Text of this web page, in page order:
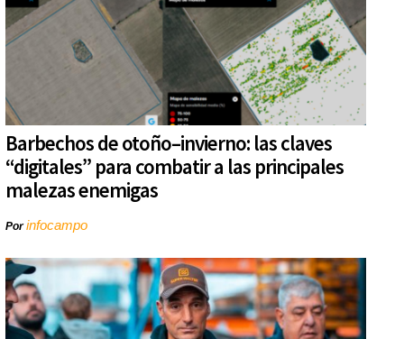
Barbechos de otoño–invierno: las claves
“digitales” para combatir a las principales
malezas enemigas
Porinfocampo